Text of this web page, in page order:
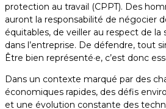
protection au travail (CPPT). Des
auront la responsabilité de négocier
équitables, de veiller au respect de
dans l’entreprise. De défendre, tout
Être bien représenté·e, c’est donc
Dans un contexte marqué par des
économiques rapides, des défis
et une évolution constante des